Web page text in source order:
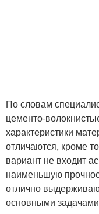
По словам
цементо-
характеристики
отличаются, кроме
вариант не входит
наименьшую
отлично
основными